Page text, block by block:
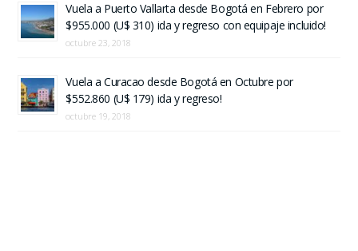
Vuela a Puerto Vallarta desde Bogotá en Febrero por
$955.000 (U$ 310) ida y regreso con equipaje incluido!
octubre 23, 2018
Vuela a Curacao desde Bogotá en Octubre por
$552.860 (U$ 179) ida y regreso!
octubre 19, 2018